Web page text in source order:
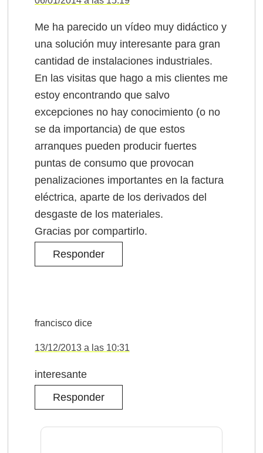
Me ha parecido un vídeo muy didáctico y
una solución muy interesante para gran
cantidad de instalaciones industriales.
En las visitas que hago a mis clientes me
estoy encontrando que salvo
excepciones no hay conocimiento (o no
se da importancia) de que estos
arranques pueden producir fuertes
puntas de consumo que provocan
penalizaciones importantes en la factura
eléctrica, aparte de los derivados del
desgaste de los materiales.
Gracias por compartirlo.
Responder
francisco dice
13/12/2013 a las 10:31
interesante
Responder